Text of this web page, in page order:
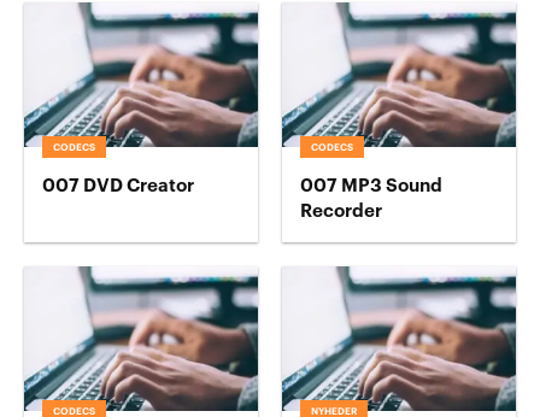
CODECS
007 DVD Creator
CODECS
007 MP3 Sound
Recorder
CODECS NYHEDER